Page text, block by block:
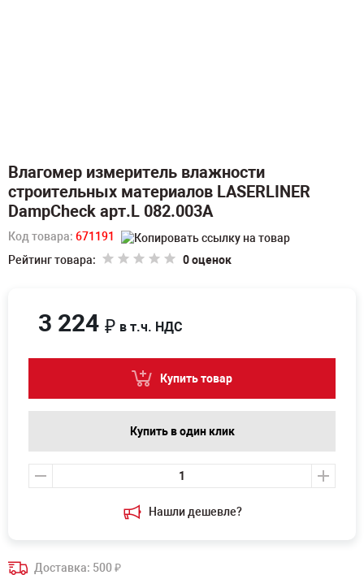
Влагомер измеритель влажности
строительных материалов LASERLINER
DampCheck арт.L 082.003A
Код товара: 671191
Рейтинг товара:
0 оценок
Нашли дешевле?
3 224 ₽ в т.ч. НДС
Купить товар
Купить в один клик
Доставка: 500₽